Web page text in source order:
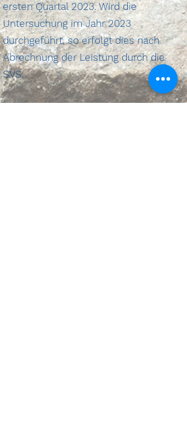
ersten Quartal 2023. Wird die
Untersuchung im Jahr 2023
durchgeführt, so erfolgt dies nach
Abrechnung der Leistung durch die
SVS.